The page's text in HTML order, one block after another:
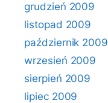
grudzień 2009
listopad 2009
październik 2009
wrzesień 2009
sierpień 2009
lipiec 2009